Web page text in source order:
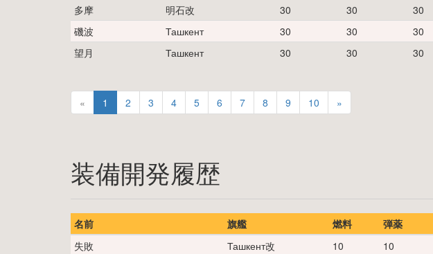
多摩
明石改 30 30 30
磯波
Ташкент 30 30 30
望月
Ташкент 30 30 30
« 1 2 3 4 5 6 7 8 9 10 »
装備開発履歴
名前 旗艦 燃料 弾薬
失敗
Ташкент改 10 10